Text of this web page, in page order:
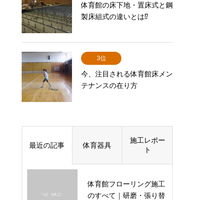
体育館の床下地・置床式と鋼
製床組式の違いとは⁉
3位
今、注目される体育館床メン
テナンスの在り方
最近の記事 体育器具
施工レポー
ト
体育館フローリング施工
のすべて｜研磨・張り替